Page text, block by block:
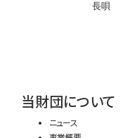
長唄
当財団について
ニュース